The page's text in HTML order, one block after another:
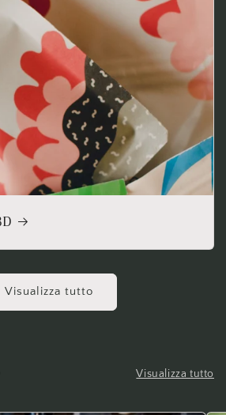
Visualizza tutto
Visualizza tutto